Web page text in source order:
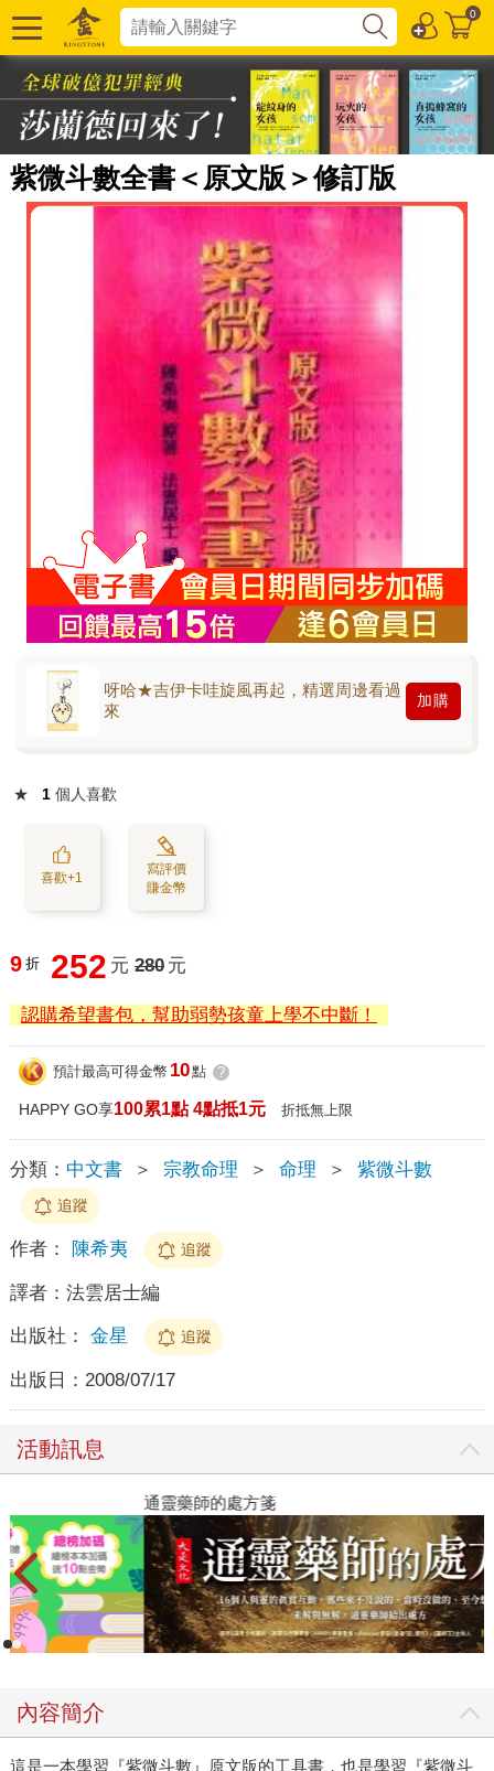
0
紫微斗數全書＜原文版＞修訂版
呀哈★吉伊卡哇旋風再起，精選周邊看過
來
加購
★ 1 個人喜歡
喜歡+1
寫評價
賺金幣
9 折 252 元 280 元
認購希望書包，幫助弱勢孩童上學不中斷！
預計最高可得金幣 10點 ?
HAPPY GO享100累1點 4點抵1元 折抵無上限
分類： 中文書 ＞ 宗教命理 ＞ 命理 ＞ 紫微斗數
追蹤
作者： 陳希夷 追蹤
譯者： 法雲居士編
出版社： 金星 追蹤
出版日： 2008/07/17
活動訊息
閱讀漫遊錄-2026上半年暢銷榜
內容簡介
這是一本學習『紫微斗數』原文版的工具書，也是學習『紫微斗